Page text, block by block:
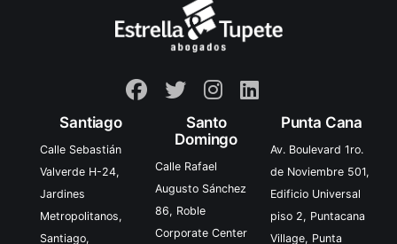
Santiago
Calle Sebastián
Valverde H-24,
Jardines
Metropolitanos,
Santiago,
Santo
Domingo
Calle Rafael
Augusto Sánchez
86, Roble
Corporate Center
Punta Cana
Av. Boulevard 1ro.
de Noviembre 501,
Edificio Universal
piso 2, Puntacana
Village, Punta